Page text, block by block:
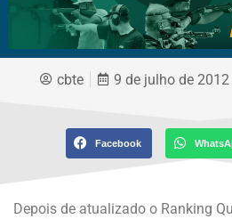
cbte 9 de julho de 2012
Facebook
Depois de atualizado o Ranking